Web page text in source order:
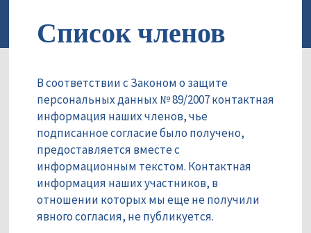
Список членов
В соответствии с Законом о защите
персональных данных № 89/2007 контактная
информация наших членов, чье
подписанное согласие было получено,
предоставляется вместе с
информационным текстом. Контактная
информация наших участников, в
отношении которых мы еще не получили
явного согласия, не публикуется.